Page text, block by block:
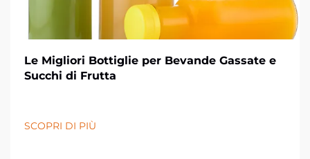
Le Migliori Bottiglie per Bevande Gassate e
Succhi di Frutta
SCOPRI DI PIÙ